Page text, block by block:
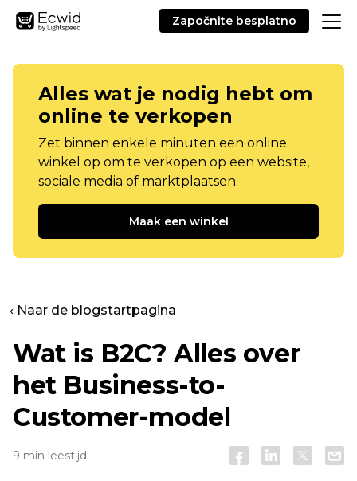
Započnite besplatno
Alles wat je nodig hebt om
online te verkopen
Zet binnen enkele minuten een online
winkel op om te verkopen op een website,
sociale media of marktplaatsen.
Maak een winkel
‹ Naar de blogstartpagina
Wat is B2C? Alles over
het Business-to-
Customer-model
9 min leestijd